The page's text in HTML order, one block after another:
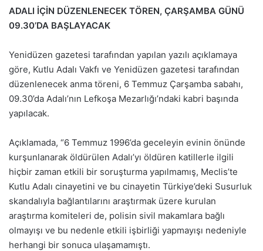
ADALI İÇİN DÜZENLENECEK TÖREN, ÇARŞAMBA GÜNÜ
09.30’DA BAŞLAYACAK
Yenidüzen gazetesi tarafından yapılan yazılı açıklamaya
göre, Kutlu Adalı Vakfı ve Yenidüzen gazetesi tarafından
düzenlenecek anma töreni, 6 Temmuz Çarşamba sabahı,
09.30’da Adalı’nın Lefkoşa Mezarlığı’ndaki kabri başında
yapılacak.
Açıklamada, “6 Temmuz 1996’da geceleyin evinin önünde
kurşunlanarak öldürülen Adalı’yı öldüren katillerle ilgili
hiçbir zaman etkili bir soruşturma yapılmamış, Meclis’te
Kutlu Adalı cinayetini ve bu cinayetin Türkiye’deki Susurluk
skandalıyla bağlantılarını araştırmak üzere kurulan
araştırma komiteleri de, polisin sivil makamlara bağlı
olmayışı ve bu nedenle etkili işbirliği yapmayışı nedeniyle
herhangi bir sonuca ulaşamamıştı.